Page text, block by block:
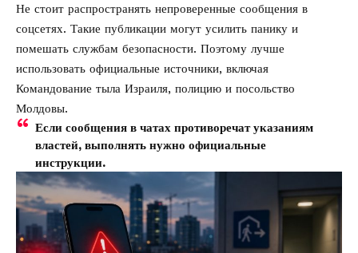
Не стоит распространять непроверенные сообщения в
соцсетях. Такие публикации могут усилить панику и
помешать службам безопасности. Поэтому лучше
использовать официальные источники, включая
Командование тыла Израиля, полицию и посольство
Молдовы.
Если сообщения в чатах противоречат указаниям
властей, выполнять нужно официальные
инструкции.